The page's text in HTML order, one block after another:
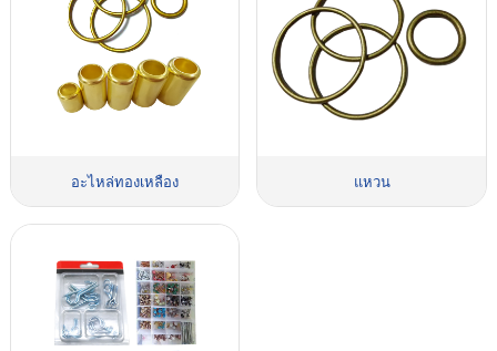
อะไหล่ทองเหลือง แหวน